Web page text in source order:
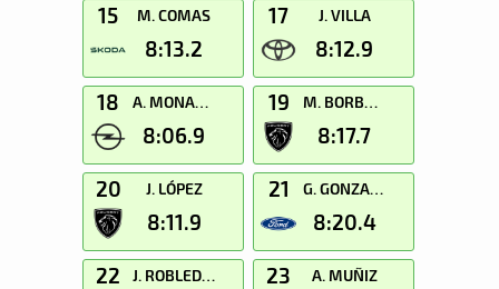
15 M. COMAS
8:13.2
17 J. VILLA
8:12.9
18 A. MONARRI
8:06.9
19 M. BORBOLLA
8:17.7
20 J. LÓPEZ
8:11.9
21 G. GONZALEZ
8:20.4
22 J. ROBLEDANO 23 A. MUÑIZ